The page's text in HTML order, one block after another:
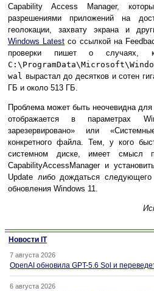
Capability Access Manager,
разрешениями приложений на
геолокации, захвату экрана и
Windows Latest со ссылкой на
проверки пишет о случаях,
wal вырастал до десятков и сотен
ГБ и около 513 ГБ.
Проблема может быть неочевидна для
отображается в параметрах
зарезервировано» или
конкретного файла. Тем, у кого
системном диске, имеет смысл
CapabilityAccessManager и
Update либо дождаться следующего
обновления Windows 11.
Новости IT
7 августа 2026
OpenAI обновила GPT-5.6 Sol и
6 августа 2026